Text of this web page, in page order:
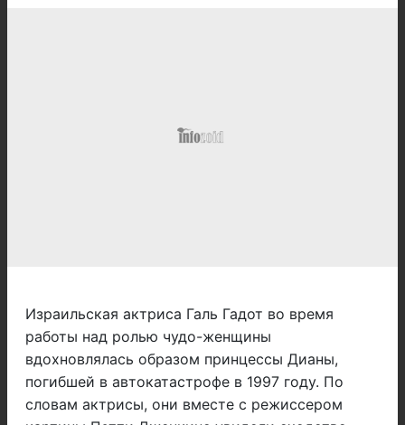
Израильская актриса Галь Гадот во время
работы над ролью чудо-женщины
вдохновлялась образом принцессы Дианы,
погибшей в автокатастрофе в 1997 году. По
словам актрисы, они вместе с режиссером